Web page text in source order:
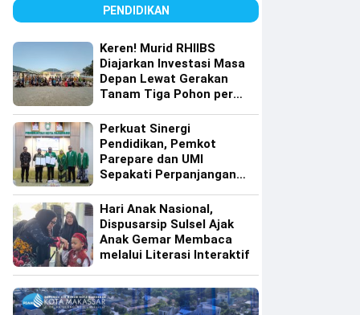
PENDIDIKAN
Keren! Murid RHIIBS
Diajarkan Investasi Masa
Depan Lewat Gerakan
Tanam Tiga Pohon per
Perkuat Sinergi
Pendidikan, Pemkot
Parepare dan UMI
Sepakati Perpanjangan
Perguruan Tinggi
Hari Anak Nasional,
Dispusarsip Sulsel Ajak
Anak Gemar Membaca
melalui Literasi Interaktif